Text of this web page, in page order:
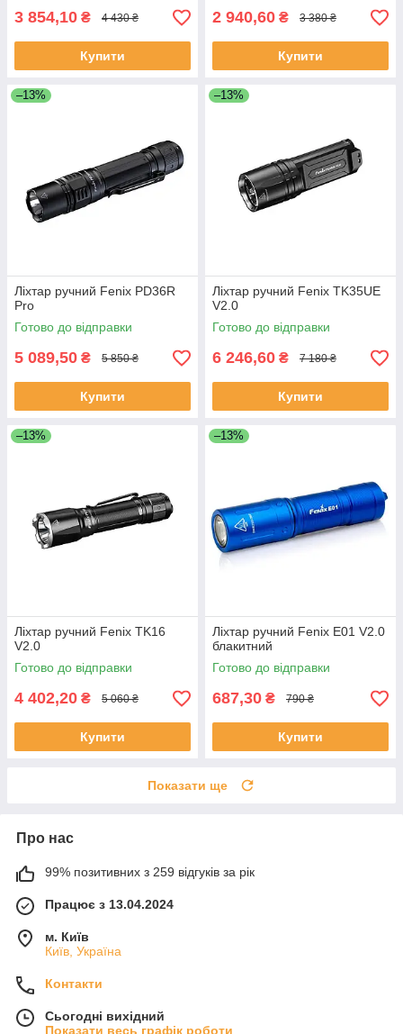
3 854,10 ₴ 4 430 ₴
Купити
2 940,60 ₴ 3 380 ₴
Купити
–13%
Ліхтар ручний Fenix PD36R
Pro
Готово до відправки
5 089,50 ₴ 5 850 ₴
Купити
–13%
Ліхтар ручний Fenix TK35UE
V2.0
Готово до відправки
6 246,60 ₴ 7 180 ₴
Купити
–13%
Ліхтар ручний Fenix TK16
V2.0
Готово до відправки
4 402,20 ₴ 5 060 ₴
Купити
–13%
Ліхтар ручний Fenix E01 V2.0
блакитний
Готово до відправки
687,30 ₴ 790 ₴
Купити
Показати ще
Про нас
99% позитивних з 259 відгуків за рік
Працює з 13.04.2024
м. Київ
Київ, Україна
Контакти
Сьогодні вихідний
Показати весь графік роботи